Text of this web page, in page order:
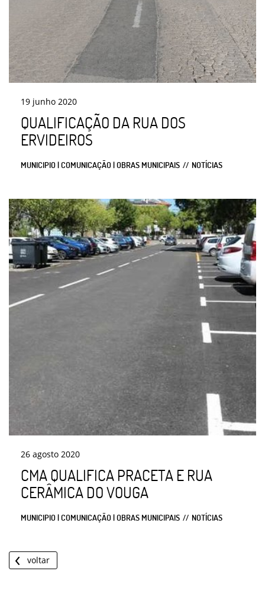
19 junho 2020
QUALIFICAÇÃO DA RUA DOS
ERVIDEIROS
MUNICIPIO | COMUNICAÇÃO | OBRAS MUNICIPAIS NOTÍCIAS
26 agosto 2020
CMA QUALIFICA PRACETA E RUA
CERÂMICA DO VOUGA
MUNICIPIO | COMUNICAÇÃO | OBRAS MUNICIPAIS NOTÍCIAS
voltar